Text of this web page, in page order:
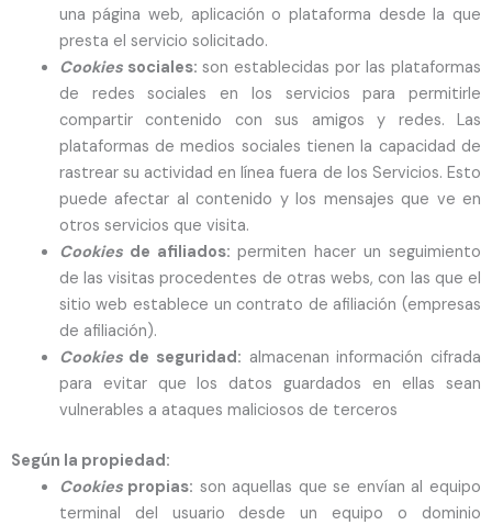
una página web, aplicación o plataforma desde la que
presta el servicio solicitado.
Cookies sociales: son establecidas por las plataformas
de redes sociales en los servicios para permitirle
compartir contenido con sus amigos y redes. Las
plataformas de medios sociales tienen la capacidad de
rastrear su actividad en línea fuera de los Servicios. Esto
puede afectar al contenido y los mensajes que ve en
otros servicios que visita.
Cookiesde afiliados: permiten hacer un seguimiento
de las visitas procedentes de otras webs, con las que el
sitio web establece un contrato de afiliación (empresas
de afiliación).
Cookiesde seguridad: almacenan información cifrada
para evitar que los datos guardados en ellas sean
vulnerables a ataques maliciosos de terceros
Según la propiedad:
Cookiespropias: son aquellas que se envían al equipo
terminal del usuario desde un equipo o dominio